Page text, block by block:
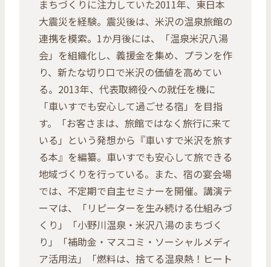
まちづくりに注力していた2011年、東日本
大震災を経験。震災後は、米沢の温泉旅館の
連携を模索。1か月後には、「温泉米沢八湯
会」を組織化し、義援金を集め、プランを作
り、新たな切り口で米沢の価値を高めてい
る。2013年、代表取締役への就任を機に
「車いすでも安心して過ごせる宿」を目指
す。「お客さまは、旅館ではなく旅行に来て
いる」という発想から『車いすで米沢を旅す
る本』を編纂。車いすでも安心して旅できる
地域づくりを行っている。また、宿の宴会場
では、不定期で自主セミナーを開催。講演テ
ーマは、「リピーターを生み続ける仕組みづ
くり」「小野川温泉・米沢八湯のまちづく
り」「補助金・マスコミ・ソーシャルメディ
ア活用法」「燃料は、捨てる温泉熱！ヒート